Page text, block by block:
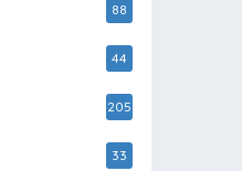
88
44
205
33